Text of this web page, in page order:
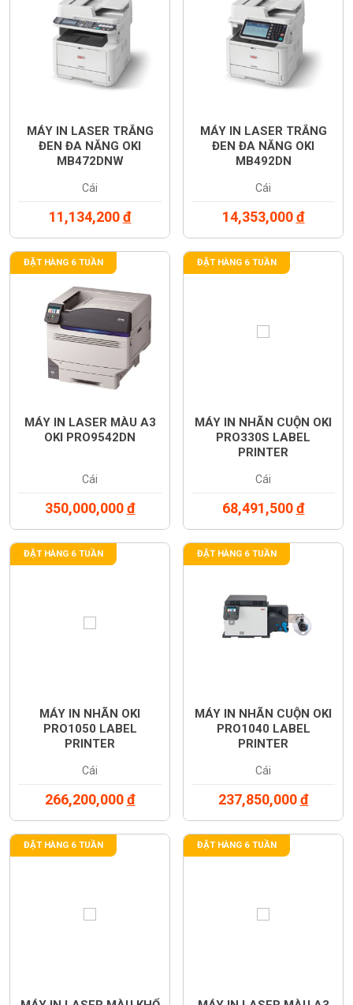
MÁY IN LASER TRẮNG
ĐEN ĐA NĂNG OKI
MB472DNW
Cái
11,134,200đ
MÁY IN LASER TRẮNG
ĐEN ĐA NĂNG OKI
MB492DN
Cái
14,353,000đ
ĐẶT HÀNG 6 TUẦN
MÁY IN LASER MÀU A3
OKI PRO9542DN
Cái
350,000,000đ
ĐẶT HÀNG 6 TUẦN
MÁY IN NHÃN CUỘN OKI
PRO330S LABEL
PRINTER
Cái
68,491,500đ
ĐẶT HÀNG 6 TUẦN
MÁY IN NHÃN OKI
PRO1050 LABEL
PRINTER
Cái
266,200,000đ
ĐẶT HÀNG 6 TUẦN
MÁY IN NHÃN CUỘN OKI
PRO1040 LABEL
PRINTER
Cái
237,850,000đ
ĐẶT HÀNG 6 TUẦN ĐẶT HÀNG 6 TUẦN